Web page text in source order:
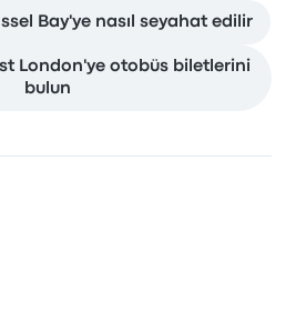
Bay'ye nasıl seyahat edilir
London'ye otobüs biletlerini
bulun